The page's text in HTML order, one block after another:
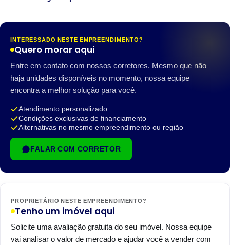
INTERESSADO NESTE EMPREENDIMENTO?
Quero morar aqui
Entre em contato com nossos corretores. Mesmo que não
haja unidades disponíveis no momento, nossa equipe
encontra a melhor solução para você.
Atendimento personalizado
Condições exclusivas de financiamento
Alternativas no mesmo empreendimento ou região
FALAR COM CORRETOR
PROPRIETÁRIO NESTE EMPREENDIMENTO?
Tenho um imóvel aqui
Solicite uma avaliação gratuita do seu imóvel. Nossa equipe
vai analisar o valor de mercado e ajudar você a vender com